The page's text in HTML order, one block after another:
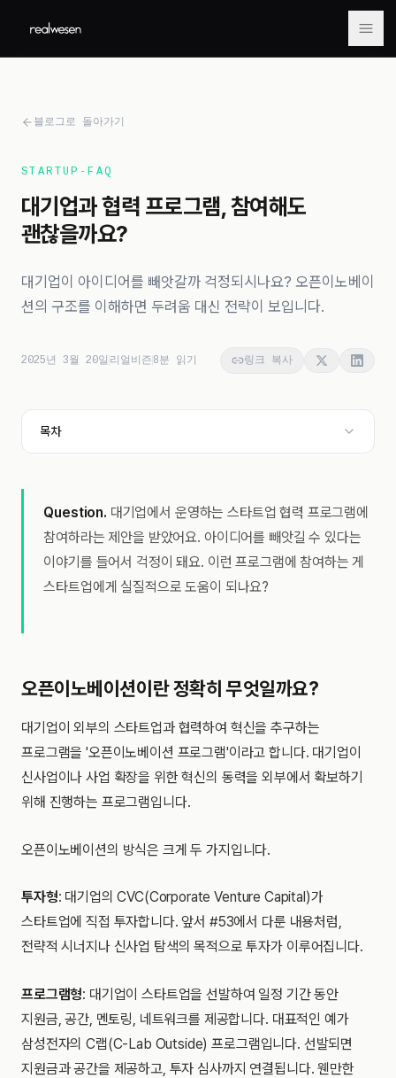
메뉴
블로그로 돌아가기
STARTUP-FAQ
대기업과 협력 프로그램, 참여해도
괜찮을까요?
대기업이 아이디어를 빼앗갈까 걱정되시나요? 오픈이노베이
션의 구조를 이해하면 두려움 대신 전략이 보입니다.
2025년 3월 20일 리얼비즌 8분 읽기 링크 복사
목차
Question. 대기업에서 운영하는 스타트업 협력 프로그램에
참여하라는 제안을 받았어요. 아이디어를 빼앗길 수 있다는
이야기를 들어서 걱정이 돼요. 이런 프로그램에 참여하는 게
스타트업에게 실질적으로 도움이 되나요?
오픈이노베이션이란 정확히 무엇일까요?
대기업이 외부의 스타트업과 협력하여 혁신을 추구하는
프로그램을 '오픈이노베이션 프로그램'이라고 합니다. 대기업이
신사업이나 사업 확장을 위한 혁신의 동력을 외부에서 확보하기
위해 진행하는 프로그램입니다.
오픈이노베이션의 방식은 크게 두 가지입니다.
투자형: 대기업의 CVC(Corporate Venture Capital)가
스타트업에 직접 투자합니다. 앞서 #53에서 다룬 내용처럼,
전략적 시너지나 신사업 탐색의 목적으로 투자가 이루어집니다.
프로그램형: 대기업이 스타트업을 선발하여 일정 기간 동안
지원금, 공간, 멘토링, 네트워크를 제공합니다. 대표적인 예가
삼성전자의 C랩(C-Lab Outside) 프로그램입니다. 선발되면
지원금과 공간을 제공하고, 투자 심사까지 연결됩니다. 웬만한